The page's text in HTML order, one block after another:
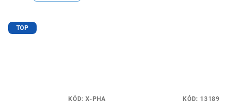
TOP
KÓD: X-PHA KÓD: 13189